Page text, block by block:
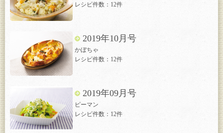
レシピ件数：12件
2019年10月号
かぼちゃ
レシピ件数：12件
2019年09月号
ピーマン
レシピ件数：12件